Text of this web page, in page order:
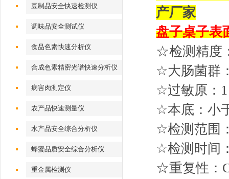
豆制品安全快速检测仪
调味品安全测试仪
食品色素快速分析仪
合成色素精密光谱快速分析仪
病害肉测定仪
农产品快速测量仪
水产品安全综合分析仪
蜂蜜品质安全综合分析仪
重金属检测仪
产厂家
盘子桌子表
☆检测精度
☆大肠菌群
☆过敏原：1
☆本底：小
☆检测范围
☆检测时间
☆重复性：